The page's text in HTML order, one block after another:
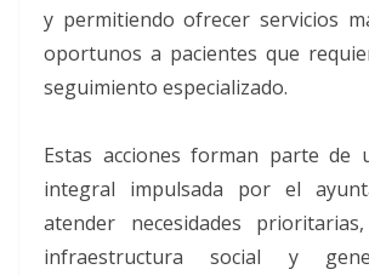
y permitiendo ofrecer servicios
oportunos a pacientes que
seguimiento especializado.
Estas acciones forman parte de
integral impulsada por el
atender necesidades
infraestructura social y